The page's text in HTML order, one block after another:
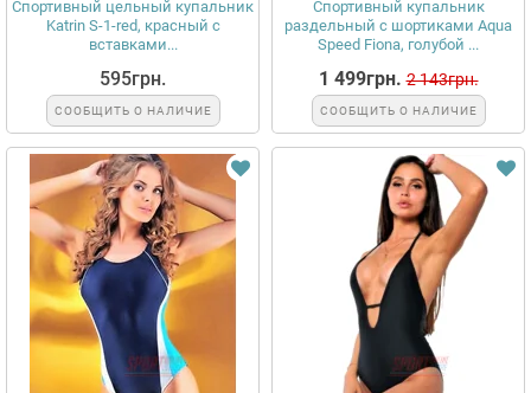
Спортивный цельный купальник
Katrin S-1-red, красный с
вставками...
595грн.
СООБЩИТЬ О НАЛИЧИЕ
Спортивный купальник
раздельный с шортиками Aqua
Speed Fiona, голубой ...
1 499грн. 2 143грн.
СООБЩИТЬ О НАЛИЧИЕ